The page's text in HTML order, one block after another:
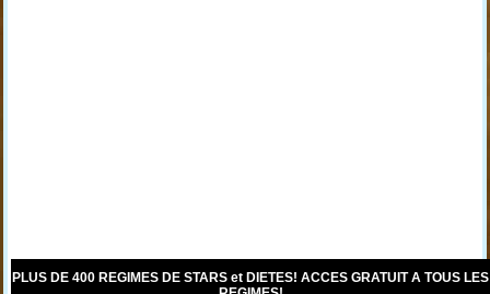
PLUS DE 400 REGIMES DE STARS et DIETES! ACCES GRATUIT A TOUS LES